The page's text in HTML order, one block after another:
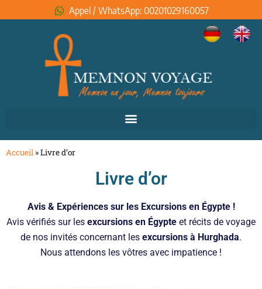
Appel / WhatsApp: 00201029160057
Accueil »Livre d’or
Livre d’or
Avis & Expériences sur les Excursions en Égypte !
Avis vérifiés sur les excursions en Égypte et récits de voyage
de nos invités concernant les excursions à Hurghada.
Nous attendons les vôtres avec impatience !